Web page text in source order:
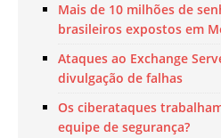
Mais de 10 milhões de
brasileiros expostos em
Ataques ao Exchange
divulgação de falhas
Os ciberataques
equipe de segurança?